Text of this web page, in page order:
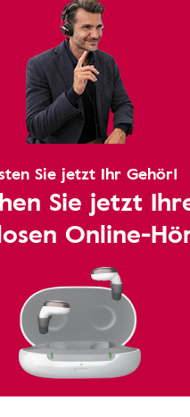
Sie jetzt Ihr Gehör!
Sie jetzt
Online-